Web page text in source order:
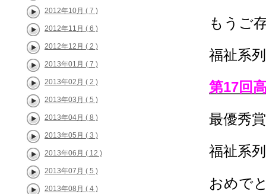
もうご
福祉系
第17回
最優秀
福祉系
おめで
2012年10月 ( 7 )
2012年11月 ( 6 )
2012年12月 ( 2 )
2013年01月 ( 7 )
2013年02月 ( 2 )
2013年03月 ( 5 )
2013年04月 ( 8 )
2013年05月 ( 3 )
2013年06月 ( 12 )
2013年07月 ( 5 )
2013年08月 ( 4 )